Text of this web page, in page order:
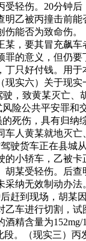
受轻伤。20分钟
明乙被丙撞击前能
伤能否为致命伤
某，要其冒充飙车
罪的意义，但仍要
只好付钱。用于
现实六）关于现实
，致黄某灭亡、
险公共平安罪和
死伤，具有归纳
车人黄某就地灭亡
驶货车正在县城
的小轿车，乙被卡
胡某受轻伤。后查
采纳无效制动办法
赶到现场，胡某
乙车进行切割，试
精含量为152mg/
段。（现实三）丙